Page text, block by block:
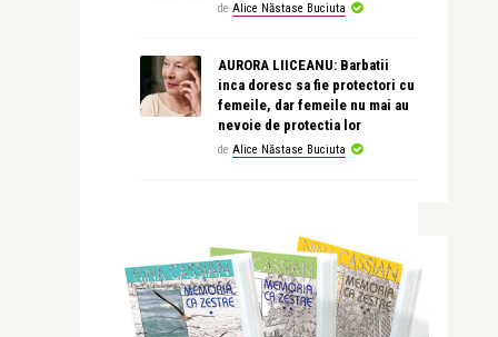
de Alice Năstase Buciuta
AURORA LIICEANU: Barbatii
inca doresc sa fie protectori cu
femeile, dar femeile nu mai au
nevoie de protectia lor
de Alice Năstase Buciuta